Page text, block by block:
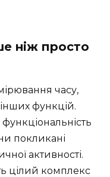
ніж просто
часу,
функцій.
покликані
активності.
цілий комплекс